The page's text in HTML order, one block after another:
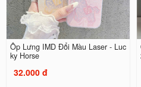
Ốp Lưng IMD Đổi Màu Laser - Luc
ky Horse
32.000 đ